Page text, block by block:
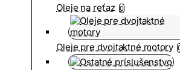
Oleje na reťaz 0
Oleje pre dvojtaktné motory